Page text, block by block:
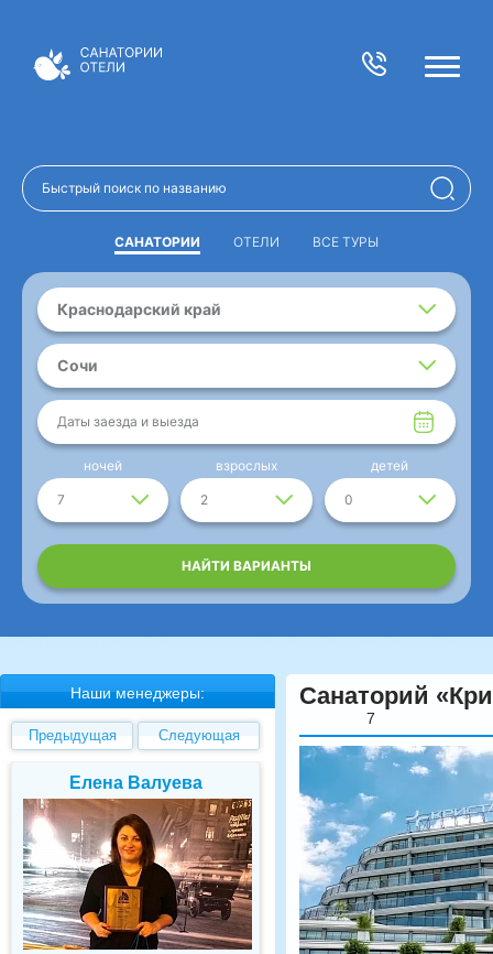
САНАТОРИИ ОТЕЛИ ВСЕ ТУРЫ
Краснодарский край
Сочи
Даты заезда и выезда
7
ночей
2
взрослых
0
детей
НАЙТИ ВАРИАНТЫ
Наши менеджеры:
Предыдущая Следующая
Елена Валуева Светлана
Санаторий
7